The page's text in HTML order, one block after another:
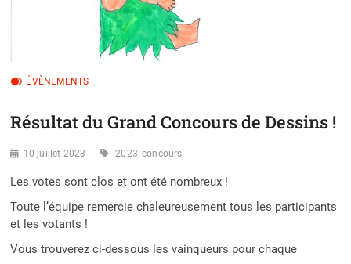
ÉVÈNEMENTS
Résultat du Grand Concours de Dessins !
10 juillet 2023 2023 concours
Les votes sont clos et ont été nombreux !
Toute l’équipe remercie chaleureusement tous les participants
et les votants !
Vous trouverez ci-dessous les vainqueurs pour chaque